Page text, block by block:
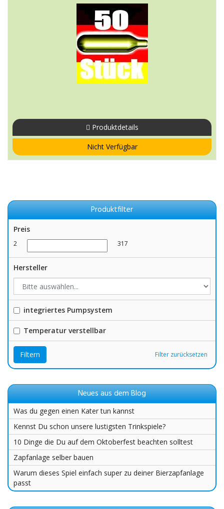
Produktdetails
Nicht Verfügbar
Produktfilter
Preis
2 317
Hersteller
integriertes Pumpsystem
Temperatur verstellbar
Filter zurücksetzen
Filtern
Neues aus dem Blog
Was du gegen einen Kater tun kannst
Kennst Du schon unsere lustigsten Trinkspiele?
10 Dinge die Du auf dem Oktoberfest beachten solltest
Zapfanlage selber bauen
Warum dieses Spiel einfach super zu deiner Bierzapfanlage
passt